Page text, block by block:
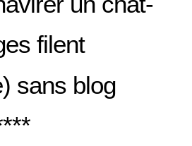
filent
sans blog